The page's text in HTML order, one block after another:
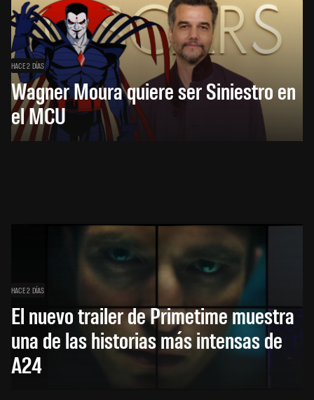
HACE 2 DÍAS
Wagner Moura quiere ser Siniestro en
el MCU
HACE 2 DÍAS
El nuevo trailer de Primetime muestra
una de las historias más intensas de
A24